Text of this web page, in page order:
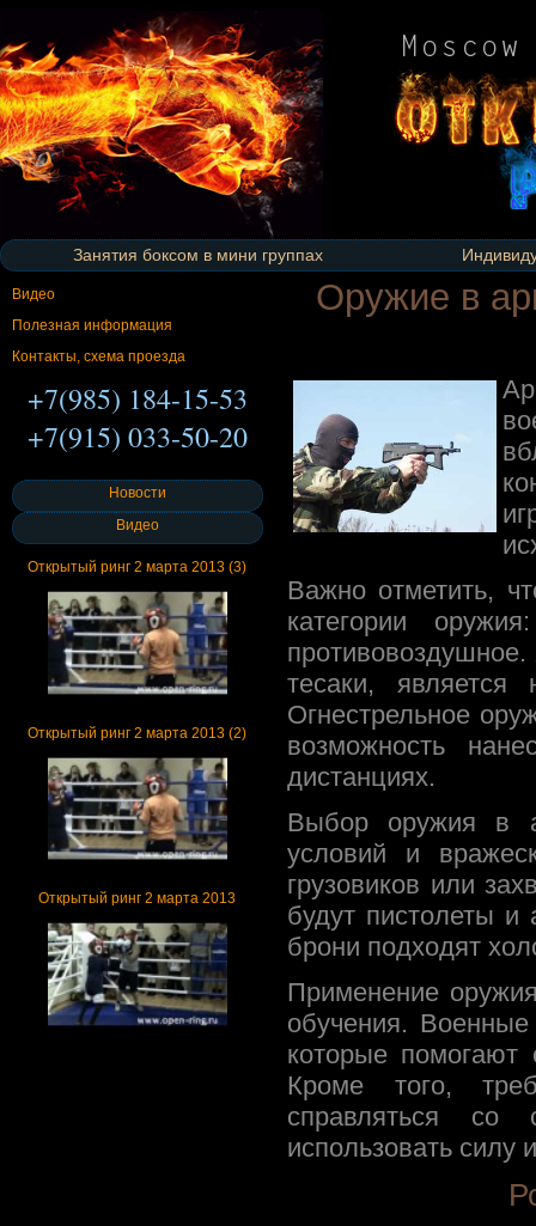
Занятия боксом в мини группах
Видео
Полезная информация
Контакты, схема проезда
+7(985) 184-15-53
+7(915) 033-50-20
Новости
Видео
Открытый ринг 2 марта 2013 (3)
Открытый ринг 2 марта 2013 (2)
Открытый ринг 2 марта 2013
Оружие в
Важно отметить,
категории
тесаки,
Огнестрельное
возможность
дистанциях.
Выбор оружия в
условий и
грузовиков или
будут пистолеты
брони подходят
Применение
обучения. Военные
которые помогают
Кроме того,
справляться со
использовать силу